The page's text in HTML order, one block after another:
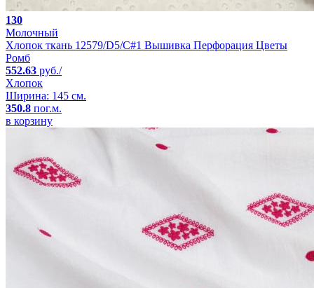
130
Молочный
Хлопок ткань 12579/D5/C#1 Вышивка Перфорация Цветы
Ромб
552.63 руб./
Хлопок
Ширина: 145 см.
350.8 пог.м.
в корзину